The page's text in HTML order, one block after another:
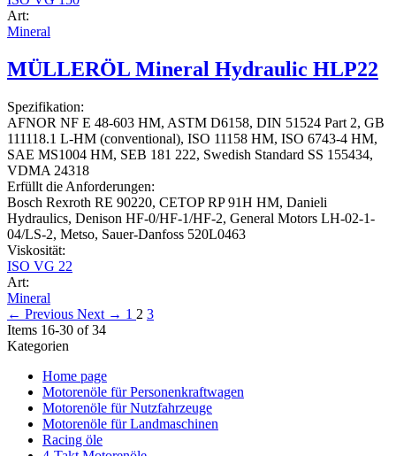
Art:
Mineral
MÜLLERÖL Mineral Hydraulic HLP22
Spezifikation:
AFNOR NF E 48-603 HM, ASTM D6158, DIN 51524 Part 2, GB
111118.1 L-HM (conventional), ISO 11158 HM, ISO 6743-4 HM,
SAE MS1004 HM, SEB 181 222, Swedish Standard SS 155434,
VDMA 24318
Erfüllt die Anforderungen:
Bosch Rexroth RE 90220, CETOP RP 91H HM, Danieli
Hydraulics, Denison HF-0/HF-1/HF-2, General Motors LH-02-1-
04/LS-2, Metso, Sauer-Danfoss 520L0463
Viskosität:
ISO VG 22
Art:
Mineral
← Previous Next → 1 2 3
Items 16-30 of 34
Kategorien
Home page
Motorenöle für Personenkraftwagen
Motorenöle für Nutzfahrzeuge
Motorenöle für Landmaschinen
Racing öle